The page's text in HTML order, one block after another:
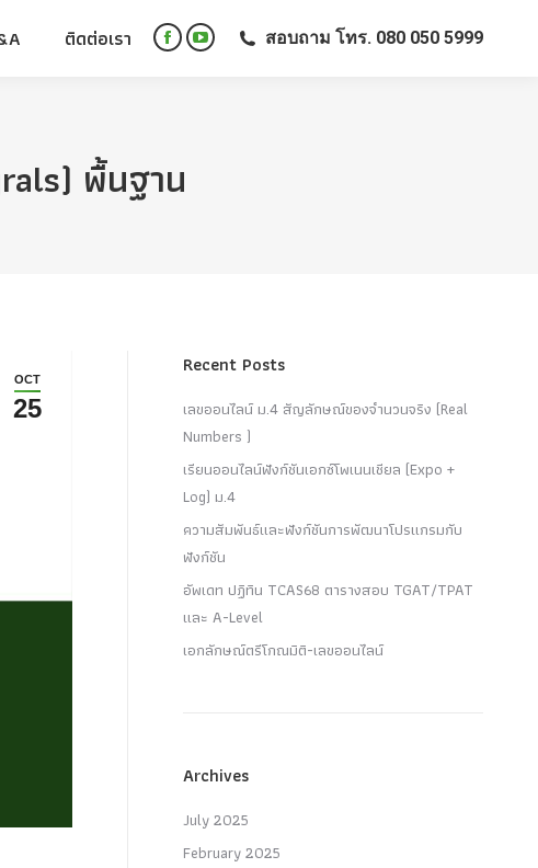
ติดต่อเรา
Facebook
window
YouTube สอบถาม โทร. 080 050 5999
พื้นฐาน
OCT
25
Recent Posts
เลขออนไลน์ ม.4 สัญลักษณ์ของจำนวนจริง (Real
Numbers )
เรียนออนไลน์ฟังก์ชันเอกซ์โพเนนเชียล (Expo +
Log) ม.4
ความสัมพันธ์และฟังก์ชันการพัฒนาโปรแกรมกับ
ฟังก์ชัน
อัพเดท ปฏิทิน TCAS68 ตารางสอบ TGAT/TPAT
และ A-Level
เอกลักษณ์ตรีโกณมิติ-เลขออนไลน์
Archives
July 2025
February 2025
ติดต่อเรา
Facebook
window
YouTube สอบถาม โทร. 080 050 5999